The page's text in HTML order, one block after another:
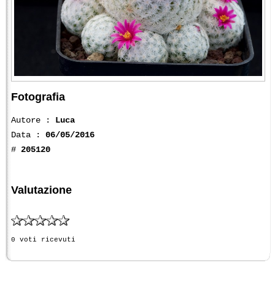
Fotografia
Autore : Luca
Data : 06/05/2016
# 205120
Valutazione
0 voti ricevuti